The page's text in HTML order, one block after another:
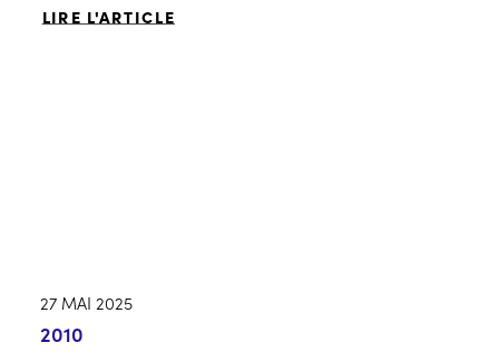
LIRE L'ARTICLE
27 MAI 2025
2010